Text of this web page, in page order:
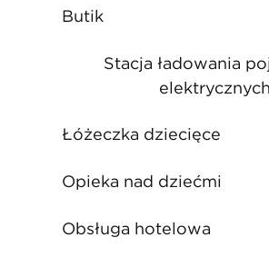
Butik
Stacja ładowania
elektrycznych
Łóżeczka dziecięce
Opieka nad dziećmi
Obsługa hotelowa